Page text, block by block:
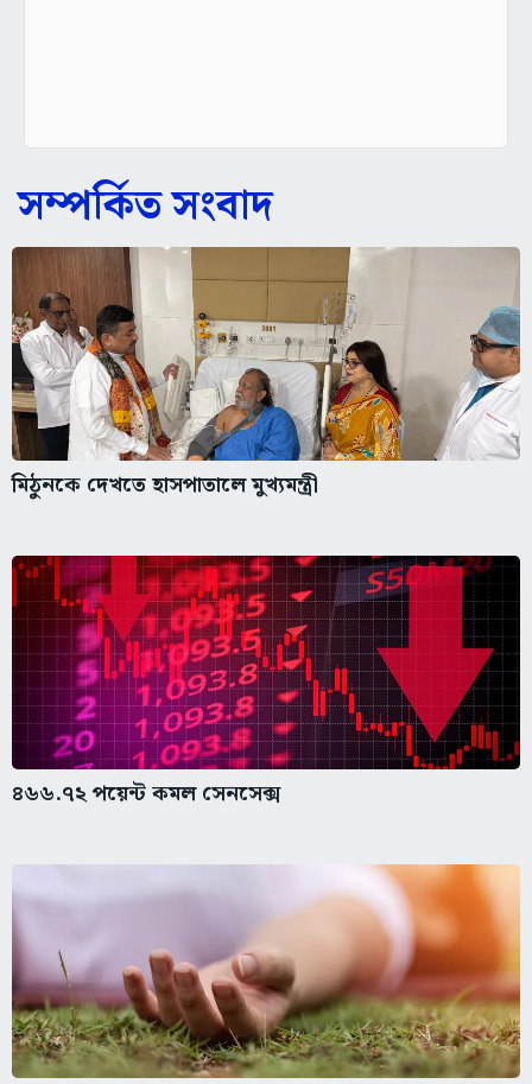
সম্পর্কিত সংবাদ
মিঠুনকে দেখতে হাসপাতালে মুখ্যমন্ত্রী
৪৬৬.৭২ পয়েন্ট কমল সেনসেক্স